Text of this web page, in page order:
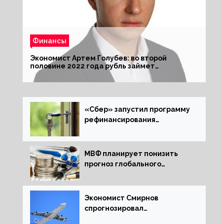
Финансы
Экономист Артем Голубев: во второй
половине 2022 года рубль займет
комфортный курс
«Сбер» запустил программу
рефинансирования
МВФ планирует понизить
прогноз глобального
следующем отчете
Экономист Смирнов
спрогнозировал